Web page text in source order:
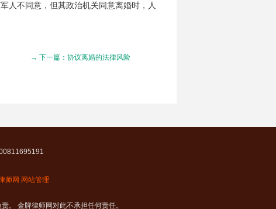
人不同意，但其政治机关同意离婚时，人
→ 下一篇：协议离婚的法律风险
师网 网站管理
。 金牌律师网对此不承担任何责任。